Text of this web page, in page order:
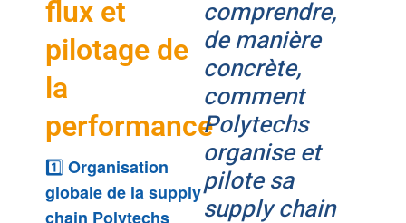
flux et
pilotage de
la
performance
1️⃣ Organisation
globale de la supply
chain Polytechs
comprendre,
de manière
concrète,
comment
Polytechs
organise et
pilote sa
supply chain